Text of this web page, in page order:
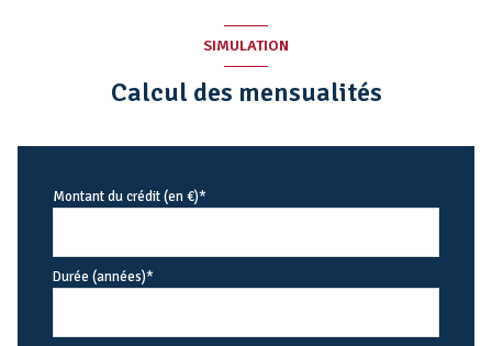
SIMULATION
Calcul des mensualités
Montant du crédit (en €)*
Durée (années)*